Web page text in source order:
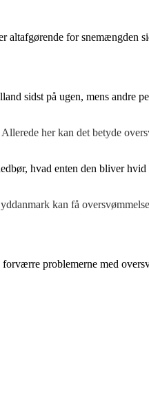
altafgørende for snemængden
sidst på ugen, mens andre
her kan det betyde
hvad enten den bliver
kan få
problemerne med